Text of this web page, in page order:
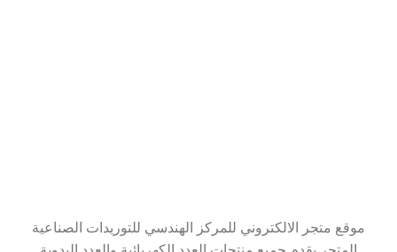
موقع متجر الالكتروني للمركز الهندسي للتوريدات الصناعية